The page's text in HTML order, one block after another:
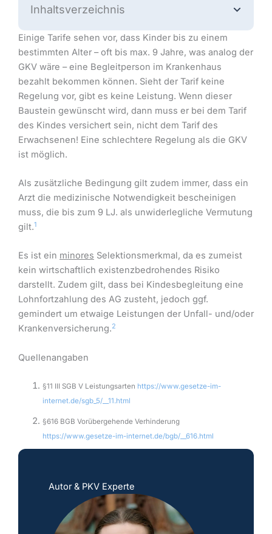
Inhaltsverzeichnis
Einige Tarife sehen vor, dass Kinder bis zu einem
bestimmten Alter – oft bis max. 9 Jahre, was analog der
GKV wäre – eine Begleitperson im Krankenhaus
bezahlt bekommen können. Sieht der Tarif keine
Regelung vor, gibt es keine Leistung. Wenn dieser
Baustein gewünscht wird, dann muss er bei dem Tarif
des Kindes versichert sein, nicht dem Tarif des
Erwachsenen! Eine schlechtere Regelung als die GKV
ist möglich.
Als zusätzliche Bedingung gilt zudem immer, dass ein
Arzt die medizinische Notwendigkeit bescheinigen
muss, die bis zum 9 LJ. als unwiderlegliche Vermutung
gilt.1
Es ist ein minores Selektionsmerkmal, da es zumeist
kein wirtschaftlich existenzbedrohendes Risiko
darstellt. Zudem gilt, dass bei Kindesbegleitung eine
Lohnfortzahlung des AG zusteht, jedoch ggf.
gemindert um etwaige Leistungen der Unfall- und/oder
Krankenversicherung.2
Quellenangaben
§11 III SGB V Leistungsarten https://www.gesetze-im-
internet.de/sgb_5/__11.html
§616 BGB Vorübergehende Verhinderung
https://www.gesetze-im-internet.de/bgb/__616.html
Autor & PKV Experte